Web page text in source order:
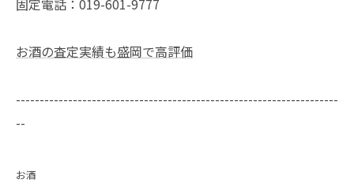
固定電話：019-601-9777
お酒の査定実績も盛岡で高評価
--------------------------------------------------------------------
--
お酒